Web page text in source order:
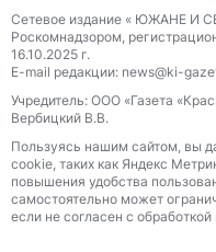
Сетевое издание « ЮЖАНЕ И
Роскомнадзором,
16.10.2025 г.
E-mail редакции: news@ki-
Учредитель: ООО «Газета
Вербицкий В.В.
Пользуясь нашим сайтом, вы
сооkіе, таких как Яндекс
повышения удобства
самостоятельно может
если не согласен с